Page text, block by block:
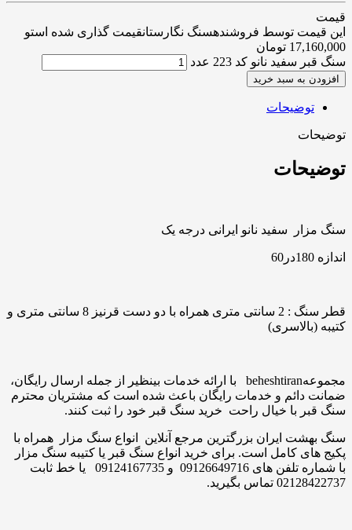
قیمت
این قیمت توسط فروشندهسنگ نگارستانقیمت گذاری شده استو
17,160,000 تومان
سنگ قبر سفید نانو کد 223 عدد
افزودن به سبد خرید
توضیحات
توضیحات
توضیحات
سنگ مزار سفید نانو ایرانی درجه یک
اندازه 180در60
قطر سنگ : 2 سانتی متری همراه با دو دست قرنیز 8 سانتی متری و
کتیبه (بالاسری)
مجموعهbeheshtiran با ارائه خدمات بینظیر از جمله ارسال رایگان،
ضمانت دائم و خدمات رایگان باعث شده است که مشتریان محترم
سنگ قبر با خیال راحت خرید سنگ قبر خود را ثبت کنند.
سنگ بهشت ایران بزرگترین مرجع آنلاین انواع سنگ مزار همراه با
پکیج های کامل است. برای خرید انواع سنگ قبر یا کتیبه سنگ مزار
با شماره تلفن های 09126649716 و 09124167735 یا خط ثابت
02128422737 تماس بگیرید.